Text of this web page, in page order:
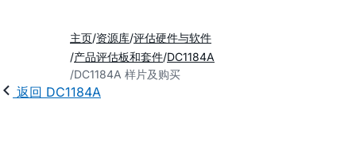
主页 资源库 评估硬件与软件
产品评估板和套件 DC1184A
DC1184A 样片及购买
返回 DC1184A